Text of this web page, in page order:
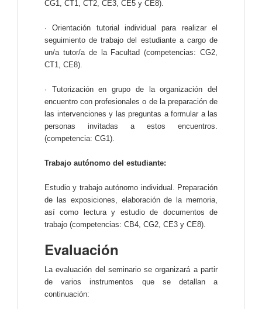
CG1, CT1, CT2, CE3, CE5 y CE8).
· Orientación tutorial individual para realizar el
seguimiento de trabajo del estudiante a cargo de
un/a tutor/a de la Facultad (competencias: CG2,
CT1, CE8).
· Tutorización en grupo de la organización del
encuentro con profesionales o de la preparación de
las intervenciones y las preguntas a formular a las
personas invitadas a estos encuentros.
(competencia: CG1).
Trabajo autónomo del estudiante:
Estudio y trabajo autónomo individual. Preparación
de las exposiciones, elaboración de la memoria,
así como lectura y estudio de documentos de
trabajo (competencias: CB4, CG2, CE3 y CE8).
Evaluación
La evaluación del seminario se organizará a partir
de varios instrumentos que se detallan a
continuación: